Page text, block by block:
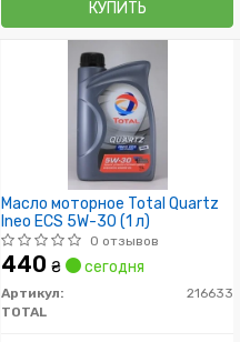
КУПИТЬ
Масло моторное Total Quartz
Ineo ECS 5W-30 (1 л)
0 отзывов
440 ₴ сегодня
Артикул:
216633
TOTAL